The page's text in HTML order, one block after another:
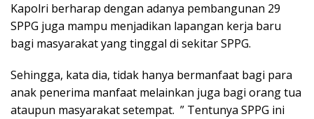
Kapolri berharap dengan adanya pembangunan 29
SPPG juga mampu menjadikan lapangan kerja baru
bagi masyarakat yang tinggal di sekitar SPPG.
Sehingga, kata dia, tidak hanya bermanfaat bagi para
anak penerima manfaat melainkan juga bagi orang tua
ataupun masyarakat setempat. ” Tentunya SPPG ini